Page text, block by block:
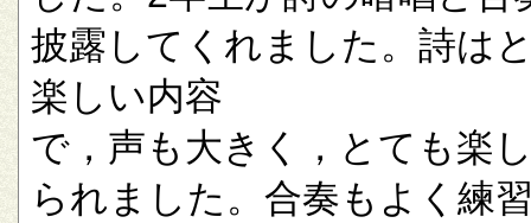
披露してくれました。詩は
楽しい内容
で，声も大きく，とても楽
られました。合奏もよく練